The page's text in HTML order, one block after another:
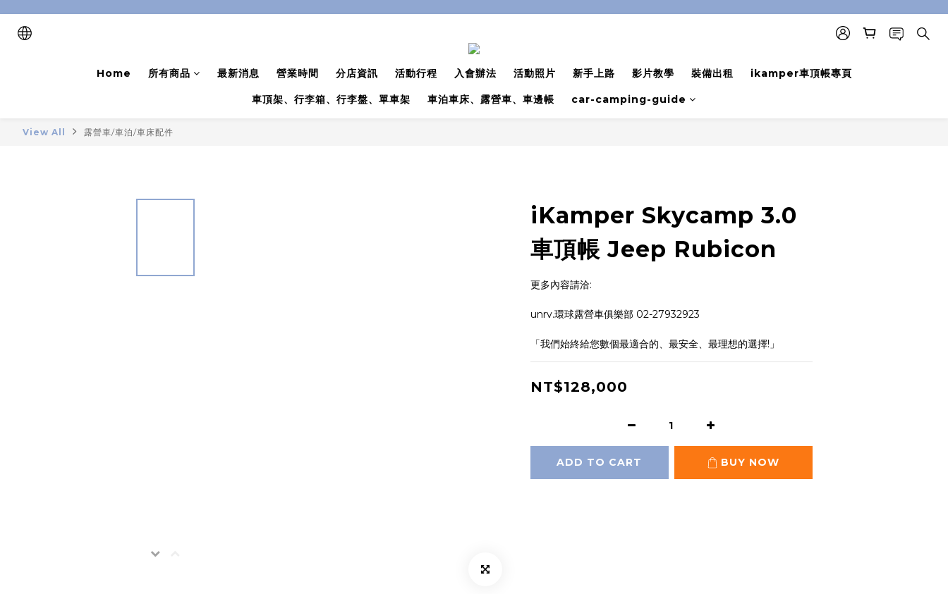
Home 所有商品 最新消息 營業時間 分店資訊 活動行程 入會辦法 活動照片 新手上路 影片教學 裝備出租 ikamper車頂帳專頁
車頂架、行李箱、行李盤、單車架 車泊車床、露營車、車邊帳 car-camping-guide
View All 露營車/車泊/車床配件
iKamper Skycamp 3.0
車頂帳 Jeep Rubicon
更多內容請洽:
unrv.環球露營車俱樂部 02-27932923
「我們始終給您數個最適合的、最安全、最理想的選擇!」
NT$128,000
ADD TO CART BUY NOW